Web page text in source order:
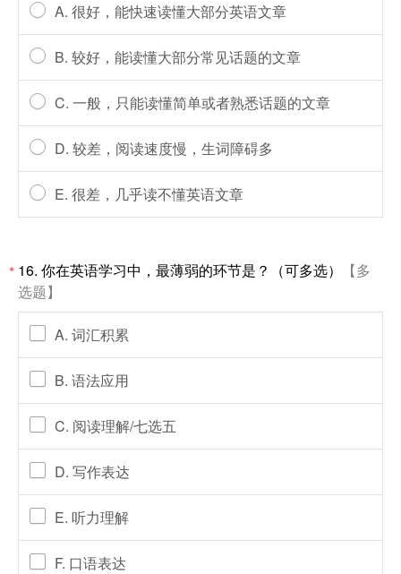
A. 很好，能快速读懂大部分英语文章
B. 较好，能读懂大部分常见话题的文章
C. 一般，只能读懂简单或者熟悉话题的文章
D. 较差，阅读速度慢，生词障碍多
E. 很差，几乎读不懂英语文章
* 16. 你在英语学习中，最薄弱的环节是？（可多选）
【多
选题】
A. 词汇积累
B. 语法应用
C. 阅读理解/七选五
D. 写作表达
E. 听力理解
F. 口语表达